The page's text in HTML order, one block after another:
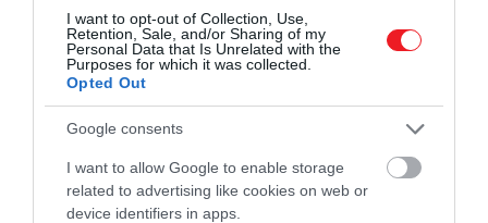
I want to opt-out of Collection, Use,
Retention, Sale, and/or Sharing of my
Personal Data that Is Unrelated with the
Purposes for which it was collected.
Opted Out
Google consents
I want to allow Google to enable storage
related to advertising like cookies on web or
device identifiers in apps.
Testén több apró aranylemez is előkerült, amelyek
feltehetően ruházatához vagy halotti lepléhez
tartoztak. A sírban egy gazdagon díszített
lószerszám is feküdt. Egy másik sírban egy
hét nyílvesszőt tartalmazó tegezt helyeztek. Az íj
markolatát és ívelt végeit díszes agancslemez
borította – áll a régészeti dokumentációban.